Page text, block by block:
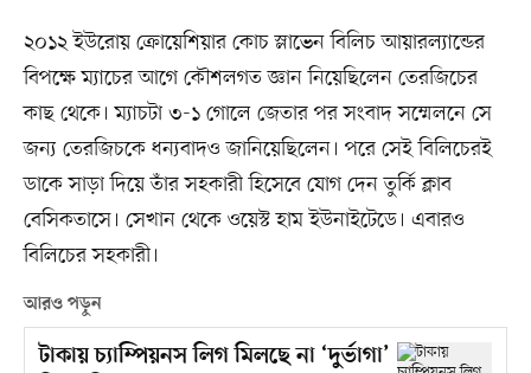
২০১২ ইউরোয় ক্রোয়েশিয়ার কোচ স্লাভেন বিলিচ আয়ারল্যান্ডের
বিপক্ষে ম্যাচের আগে কৌশলগত জ্ঞান নিয়েছিলেন তেরজিচের
কাছ থেকে। ম্যাচটা ৩-১ গোলে জেতার পর সংবাদ সম্মেলনে সে
জন্য তেরজিচকে ধন্যবাদও জানিয়েছিলেন। পরে সেই বিলিচেরই
ডাকে সাড়া দিয়ে তাঁর সহকারী হিসেবে যোগ দেন তুর্কি ক্লাব
বেসিকতাসে। সেখান থেকে ওয়েস্ট হাম ইউনাইটেডে। এবারও
বিলিচের সহকারী।
আরও পড়ুন
টাকায় চ্যাম্পিয়নস লিগ মিলছে না ‘দুর্ভাগা’